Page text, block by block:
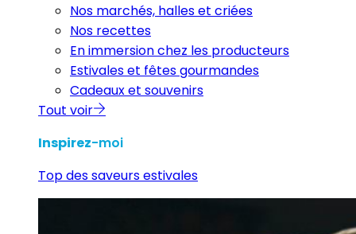
Nos marchés, halles et criées
Nos recettes
En immersion chez les producteurs
Estivales et fêtes gourmandes
Cadeaux et souvenirs
Tout voir
Inspirez-moi
Top des saveurs estivales